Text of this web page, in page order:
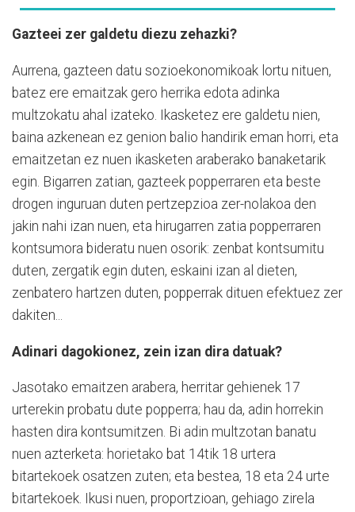
Gazteei zer galdetu diezu zehazki?
Aurrena, gazteen datu sozioekonomikoak lortu nituen,
batez ere emaitzak gero herrika edota adinka
multzokatu ahal izateko. Ikasketez ere galdetu nien,
baina azkenean ez genion balio handirik eman horri, eta
emaitzetan ez nuen ikasketen araberako banaketarik
egin. Bigarren zatian, gazteek popperraren eta beste
drogen inguruan duten pertzepzioa zer-nolakoa den
jakin nahi izan nuen, eta hirugarren zatia popperraren
kontsumora bideratu nuen osorik: zenbat kontsumitu
duten, zergatik egin duten, eskaini izan al dieten,
zenbatero hartzen duten, popperrak dituen efektuez zer
dakiten...
Adinari dagokionez, zein izan dira datuak?
Jasotako emaitzen arabera, herritar gehienek 17
urterekin probatu dute popperra; hau da, adin horrekin
hasten dira kontsumitzen. Bi adin multzotan banatu
nuen azterketa: horietako bat 14tik 18 urtera
bitartekoek osatzen zuten; eta bestea, 18 eta 24 urte
bitartekoek. Ikusi nuen, proportzioan, gehiago zirela